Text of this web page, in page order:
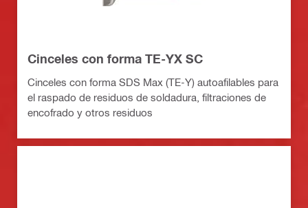
Cinceles con forma TE-YX SC
Cinceles con forma SDS Max (TE-Y) autoafilables para
el raspado de residuos de soldadura, filtraciones de
encofrado y otros residuos